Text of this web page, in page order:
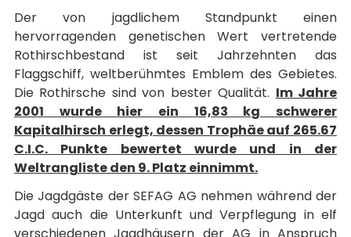
Der von jagdlichem Standpunkt einen
hervorragenden genetischen Wert vertretende
Rothirschbestand ist seit Jahrzehnten das
Flaggschiff, weltberühmtes Emblem des Gebietes.
Die Rothirsche sind von bester Qualität. Im Jahre
2001 wurde hier ein 16,83 kg schwerer
Kapitalhirsch erlegt, dessen Trophäe auf 265.67
C.I.C. Punkte bewertet wurde und in der
Weltrangliste den 9. Platz einnimmt.
Die Jagdgäste der SEFAG AG nehmen während der
Jagd auch die Unterkunft und Verpflegung in elf